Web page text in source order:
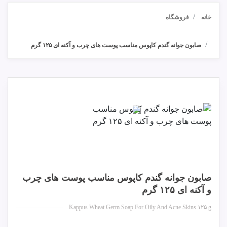
خانه فروشگاه
صابون جوانه گندم کاپوس مناسب پوست های چرب و آکنه ای ۱۲۵ گرم
صابون جوانه گندم کاپوس مناسب پوست های چرب
و آکنه ای ۱۲۵ گرم
Kappus Wheat Germ Soap For Oily And Acne Skins ۱۲۵ g